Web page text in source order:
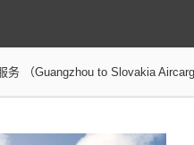
务 （Guangzhou to Slovakia